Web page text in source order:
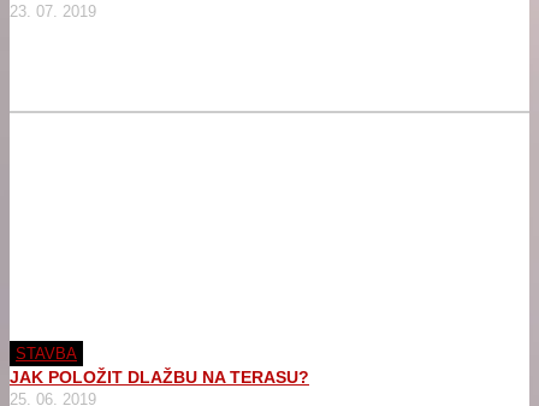
23. 07. 2019
STAVBA
JAK POLOŽIT DLAŽBU NA TERASU?
25. 06. 2019